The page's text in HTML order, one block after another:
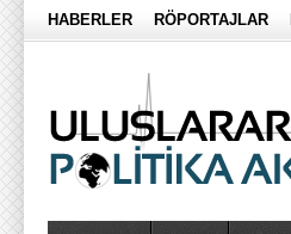
HABERLER RÖPORTAJLAR